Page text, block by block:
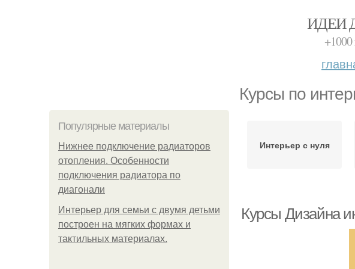
ИДЕИ
Курсы по
Популярные материалы
Нижнее подключение радиаторов
отопления. Особенности
подключения радиатора по
диагонали
Интерьер для семьи с двумя детьми
построен на мягких формах и
тактильных материалах.
Интерьер с нуля
Курсы Дизайна